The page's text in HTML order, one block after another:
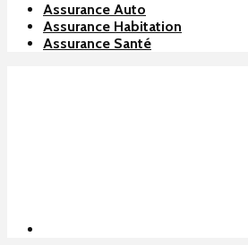
Assurance Auto
Assurance Habitation
Assurance Santé